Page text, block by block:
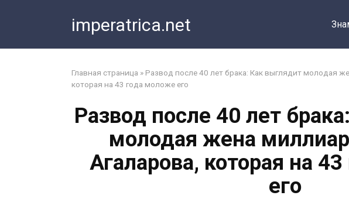
imperatrica.net
Главная страница » Развод после 40 лет брака: Как выглядит молодая
которая на 43 года моложе его
Развод после 40 лет
молодая жена
Агаларова, которая на
его